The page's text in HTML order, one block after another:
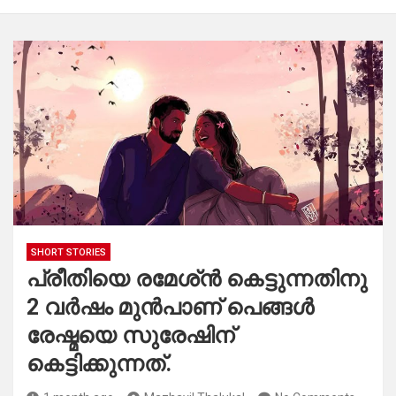
SHORT STORIES
പ്രീതിയെ രമേശ്ൻ കെട്ടുന്നതിനു
2 വർഷം മുൻപാണ് പെങ്ങൾ
രേഷ്മയെ സുരേഷിന്
കെട്ടിക്കുന്നത്.